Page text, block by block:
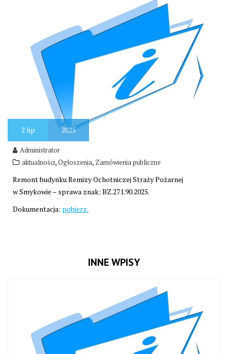
2 lip 2025
Administrator
aktualności,Ogłoszenia, Zamówienia publiczne
Remont budynku Remizy Ochotniczej Straży Pożarnej
w Smykowie – sprawa znak: BZ.271.90.2025.
Dokumentacja: pobierz.
INNE WPISY